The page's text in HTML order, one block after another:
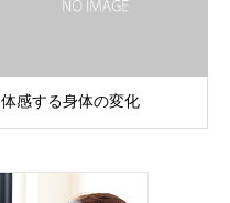
体感する身体の変化